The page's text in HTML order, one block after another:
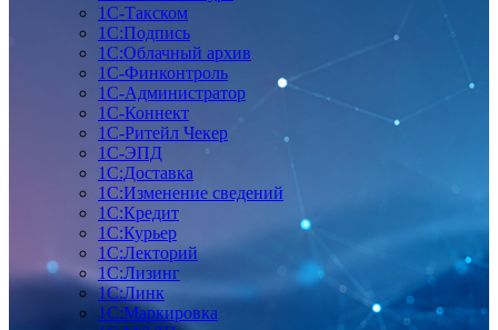
1С-Такском
1С:Подпись
1С:Облачный архив
1С-Финконтроль
1С-Администратор
1С-Коннект
1С-Ритейл Чекер
1С-ЭПД
1С:Доставка
1С:Изменение сведений
1С:Кредит
1С:Курьер
1С:Лекторий
1С:Лизинг
1С:Линк
1С:Маркировка